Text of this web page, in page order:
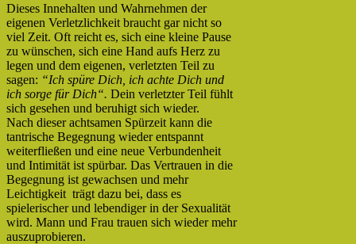
Dieses Innehalten und Wahrnehmen der
eigenen Verletzlichkeit braucht gar nicht so
viel Zeit. Oft reicht es, sich eine kleine Pause
zu wünschen, sich eine Hand aufs Herz zu
legen und dem eigenen, verletzten Teil zu
sagen: “Ich spüre Dich, ich achte Dich und
ich sorge für Dich“. Dein verletzter Teil fühlt
sich gesehen und beruhigt sich wieder.
Nach dieser achtsamen Spürzeit kann die
tantrische Begegnung wieder entspannt
weiterfließen und eine neue Verbundenheit
und Intimität ist spürbar. Das Vertrauen in die
Begegnung ist gewachsen und mehr
Leichtigkeit trägt dazu bei, dass es
spielerischer und lebendiger in der Sexualität
wird. Mann und Frau trauen sich wieder mehr
auszuprobieren.